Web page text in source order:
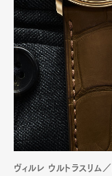
ヴィルレ ウルトラスリム／